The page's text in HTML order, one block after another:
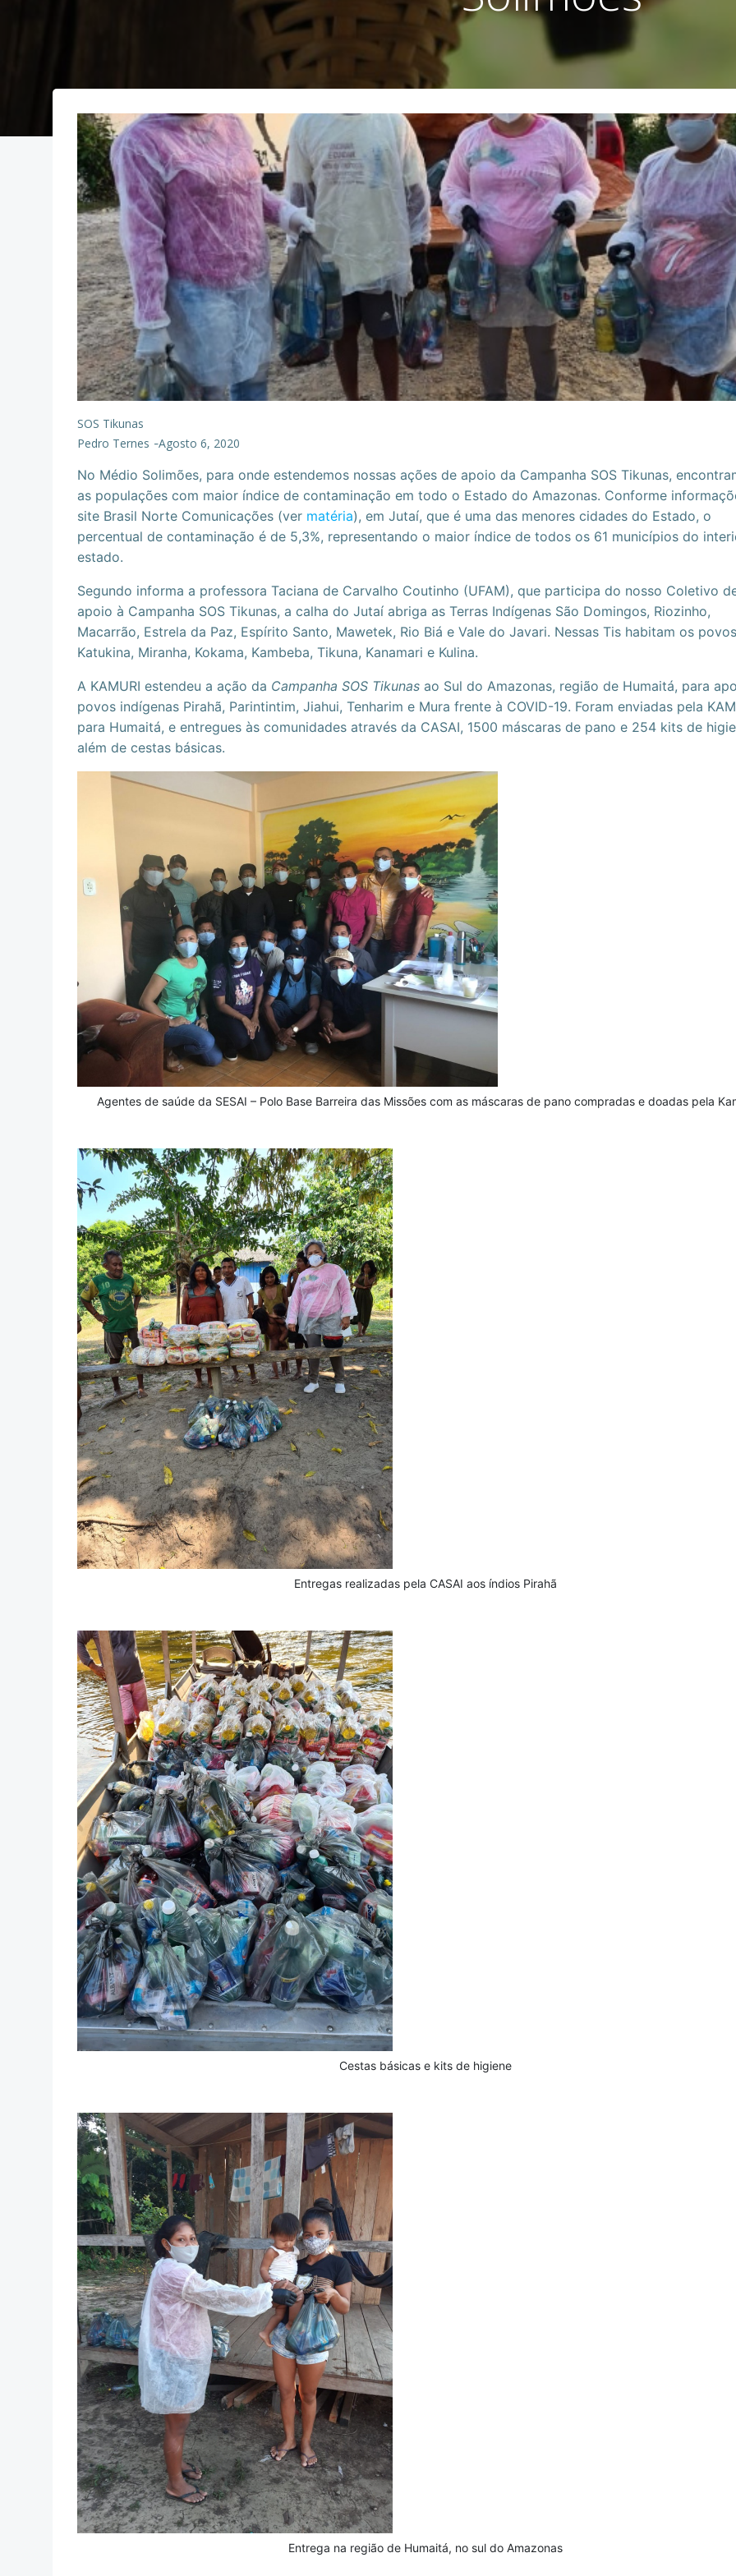
SOS Tikunas
Pedro Ternes -Agosto 6, 2020
No Médio Solimões, para onde estendemos nossas ações de apoio da Campanha SOS Tikunas,
as populações com maior índice de contaminação em todo o Estado do Amazonas. Conforme
site Brasil Norte Comunicações (ver matéria), em Jutaí, que é uma das menores cidades do Estado, o
percentual de contaminação é de 5,3%, representando o maior índice de todos os 61 municípios do
estado.
Segundo informa a professora Taciana de Carvalho Coutinho (UFAM), que participa do nosso Coletivo
apoio à Campanha SOS Tikunas, a calha do Jutaí abriga as Terras Indígenas São Domingos, Riozinho,
Macarrão, Estrela da Paz, Espírito Santo, Mawetek, Rio Biá e Vale do Javari. Nessas Tis habitam os
Katukina, Miranha, Kokama, Kambeba, Tikuna, Kanamari e Kulina.
A KAMURI estendeu a ação da Campanha SOS Tikunas ao Sul do Amazonas, região de Humaitá, para
povos indígenas Pirahã, Parintintim, Jiahui, Tenharim e Mura frente à COVID-19. Foram enviadas pela
para Humaitá, e entregues às comunidades através da CASAI, 1500 máscaras de pano e 254 kits de
além de cestas básicas.
Agentes de saúde da SESAI – Polo Base Barreira das Missões com as máscaras de pano compradas e doadas pela
Entregas realizadas pela CASAI aos índios Pirahã
Cestas básicas e kits de higiene
Entrega na região de Humaitá, no sul do Amazonas